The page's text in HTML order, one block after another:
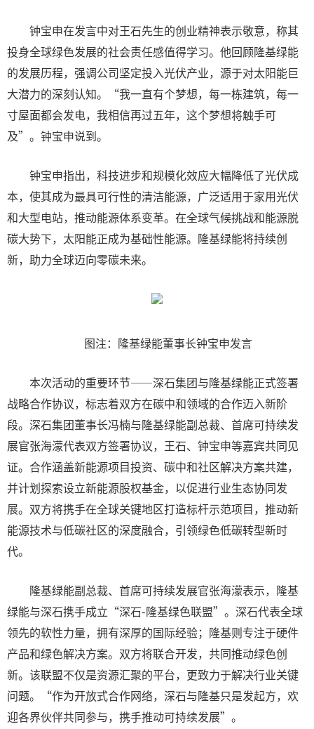
钟宝申在发言中对王石先生的创业精神表示敬意，称其
投身全球绿色发展的社会责任感值得学习。他回顾隆基绿能
的发展历程，强调公司坚定投入光伏产业，源于对太阳能巨
大潜力的深刻认知。“我一直有个梦想，每一栋建筑，每一
寸屋面都会发电，我相信再过五年，这个梦想将触手可
及”。钟宝申说到。
钟宝申指出，科技进步和规模化效应大幅降低了光伏成
本，使其成为最具可行性的清洁能源，广泛适用于家用光伏
和大型电站，推动能源体系变革。在全球气候挑战和能源脱
碳大势下，太阳能正成为基础性能源。隆基绿能将持续创
新，助力全球迈向零碳未来。
图注：隆基绿能董事长钟宝申发言
本次活动的重要环节——深石集团与隆基绿能正式签署
战略合作协议，标志着双方在碳中和领域的合作迈入新阶
段。深石集团董事长冯楠与隆基绿能副总裁、首席可持续发
展官张海濛代表双方签署协议，王石、钟宝申等嘉宾共同见
证。合作涵盖新能源项目投资、碳中和社区解决方案共建，
并计划探索设立新能源股权基金，以促进行业生态协同发
展。双方将携手在全球关键地区打造标杆示范项目，推动新
能源技术与低碳社区的深度融合，引领绿色低碳转型新时
代。
隆基绿能副总裁、首席可持续发展官张海濛表示，隆基
绿能与深石携手成立“深石-隆基绿色联盟”。深石代表全球
领先的软性力量，拥有深厚的国际经验；隆基则专注于硬件
产品和绿色解决方案。双方将联合开发，共同推动绿色创
新。该联盟不仅是资源汇聚的平台，更致力于解决行业关键
问题。“作为开放式合作网络，深石与隆基只是发起方，欢
迎各界伙伴共同参与，携手推动可持续发展”。